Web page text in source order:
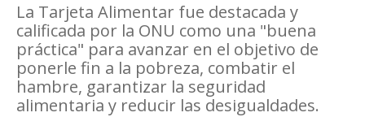
La Tarjeta Alimentar fue destacada y
calificada por la ONU como una "buena
práctica" para avanzar en el objetivo de
ponerle fin a la pobreza, combatir el
hambre, garantizar la seguridad
alimentaria y reducir las desigualdades.